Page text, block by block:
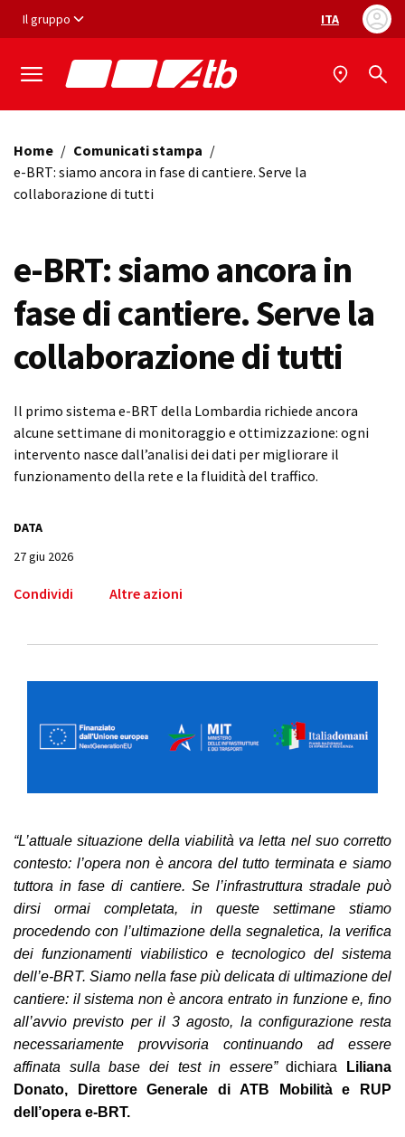
Vai ai contenuti
Vai al footer
Il gruppo Selezione
ITA
Home / Comunicati stampa /
e-BRT: siamo ancora in fase di cantiere. Serve la
collaborazione di tutti
e-BRT: siamo ancora in
fase di cantiere. Serve la
collaborazione di tutti
Il primo sistema e-BRT della Lombardia richiede ancora
alcune settimane di monitoraggio e ottimizzazione: ogni
intervento nasce dall’analisi dei dati per migliorare il
funzionamento della rete e la fluidità del traffico.
DATA
27 giu 2026
Condividi Altre azioni
“L’attuale situazione della viabilità va letta nel suo corretto
contesto: l’opera non è ancora del tutto terminata e siamo
tuttora in fase di cantiere. Se l’infrastruttura stradale può
dirsi ormai completata, in queste settimane stiamo
procedendo con l’ultimazione della segnaletica, la verifica
dei funzionamenti viabilistico e tecnologico del sistema
dell’e-BRT. Siamo nella fase più delicata di ultimazione del
cantiere: il sistema non è ancora entrato in funzione e, fino
all’avvio previsto per il 3 agosto, la configurazione resta
necessariamente provvisoria continuando ad essere
affinata sulla base dei test in essere”dichiara
Liliana
Donato, Direttore Generale di ATB Mobilità e RUP
dell’opera e-BRT.